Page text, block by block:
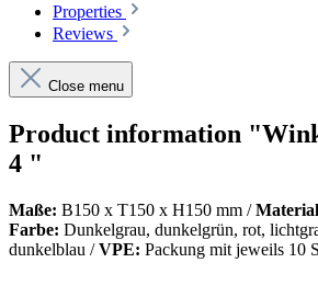
Properties
Reviews
Close menu
Product information
4 "
Maße: B150 x T150 x H150 mm /
Farbe: Dunkelgrau, dunkelgrün, rot,
dunkelblau /VPE: Packung mit jeweils 10